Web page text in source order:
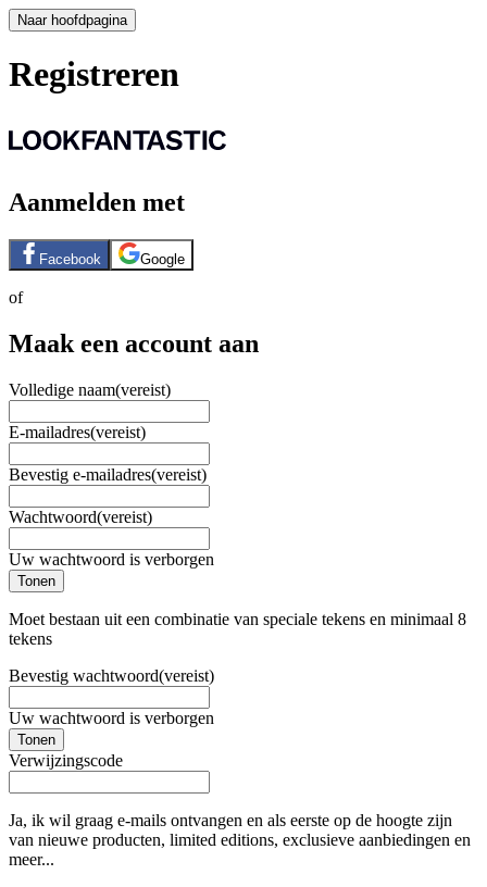
Naar hoofdpagina
Registreren
Aanmelden met
Facebook Google
of
Maak een account aan
Volledige naam(vereist)
E-mailadres(vereist)
Bevestig e-mailadres(vereist)
Wachtwoord(vereist)
Uw wachtwoord is verborgen
Tonen
Moet bestaan uit een combinatie van speciale tekens en minimaal 8
tekens
Bevestig wachtwoord(vereist)
Uw wachtwoord is verborgen
Tonen
Verwijzingscode
Ja, ik wil graag e-mails ontvangen en als eerste op de hoogte zijn
van nieuwe producten, limited editions, exclusieve aanbiedingen en
meer...